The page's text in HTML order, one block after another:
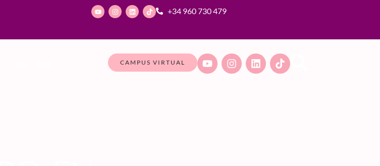
+34 960 730 479
CAMPUS VIRTUAL